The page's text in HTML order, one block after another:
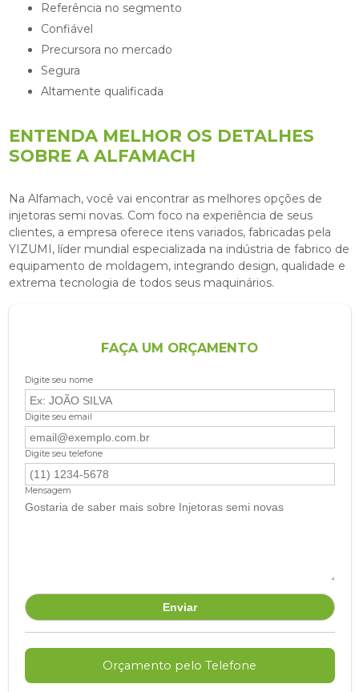
referência no segmento
confiável
precursora no mercado
segura
altamente qualificada
ENTENDA MELHOR OS DETALHES
SOBRE A ALFAMACH
Na Alfamach, você vai encontrar as melhores opções de
injetoras semi novas. Com foco na experiência de seus
clientes, a empresa oferece itens variados, fabricadas pela
YIZUMI, líder mundial especializada na indústria de fabrico de
equipamento de moldagem, integrando design, qualidade e
extrema tecnologia de todos seus maquinários.
FAÇA UM ORÇAMENTO
Digite seu nome
Digite seu email
Digite seu telefone
Mensagem
Orçamento pelo Telefone